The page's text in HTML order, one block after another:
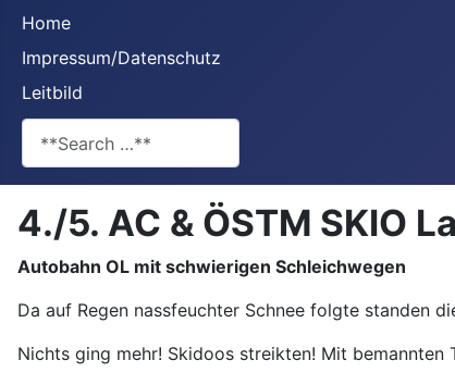
Home
Impressum/Datenschutz
Leitbild
4./5. AC & ÖSTM SKIO
Autobahn OL mit schwierigen Schleichwegen
Da auf Regen nassfeuchter Schnee folgte standen
Nichts ging mehr! Skidoos streikten! Mit